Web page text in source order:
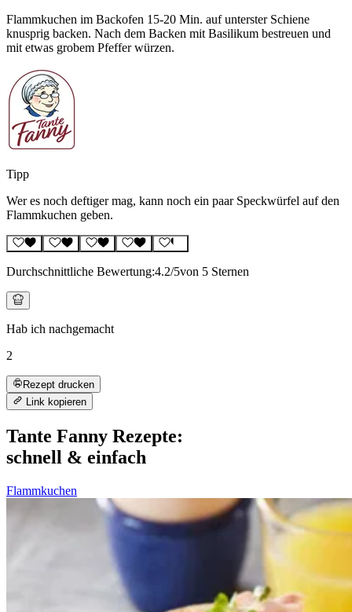
Flammkuchen im Backofen 15-20 Min. auf unterster Schiene
knusprig backen. Nach dem Backen mit Basilikum bestreuen und
mit etwas grobem Pfeffer würzen.
Tipp
Wer es noch deftiger mag, kann noch ein paar Speckwürfel auf den
Flammkuchen geben.
Durchschnittliche Bewertung:4.2/5von 5 Sternen
Hab ich nachgemacht
2
Rezept drucken
Link kopieren
Tante Fanny Rezepte:
schnell & einfach
Flammkuchen